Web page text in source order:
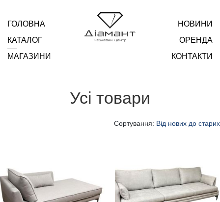
ГОЛОВНА
КАТАЛОГ
МАГАЗИНИ
НОВИНИ
ОРЕНДА
КОНТАКТИ
Усі товари
Сортування: Від нових до старих